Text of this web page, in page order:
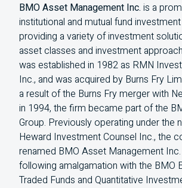
BMO Asset Management Inc. is a
institutional and mutual fund
providing a variety of investment
asset classes and investment
was established in 1982 as RMN
Inc., and was acquired by Burns Fry
a result of the Burns Fry merger with
in 1994, the firm became part of the
Group. Previously operating under the
Heward Investment Counsel Inc., the
renamed BMO Asset Management
following amalgamation with the BMO
Traded Funds and Quantitative